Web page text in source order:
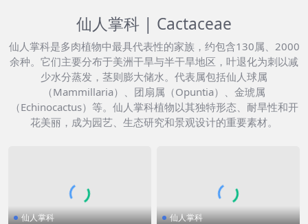
仙人掌科 | Cactaceae
仙人掌科是多肉植物中最具代表性的家族，约包含130属、2000
余种。它们主要分布于美洲干旱与半干旱地区，叶退化为刺以减
少水分蒸发，茎则膨大储水。代表属包括仙人球属
（Mammillaria）、团扇属（Opuntia）、金琥属
（Echinocactus）等。仙人掌科植物以其独特形态、耐旱性和开
花美丽，成为园艺、生态研究和景观设计的重要素材。
仙人掌科 仙人掌科